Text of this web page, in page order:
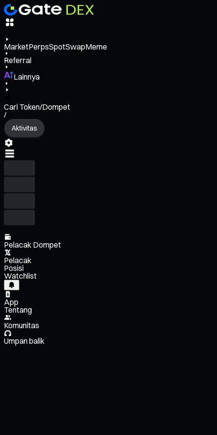
MarketPerpsSpotSwapMeme
Referral
Lainnya
Cari Token/Dompet
/
Aktivitas
Pelacak Dompet
Pelacak
Posisi
Watchlist
App
Tentang
Komunitas
Umpan balik